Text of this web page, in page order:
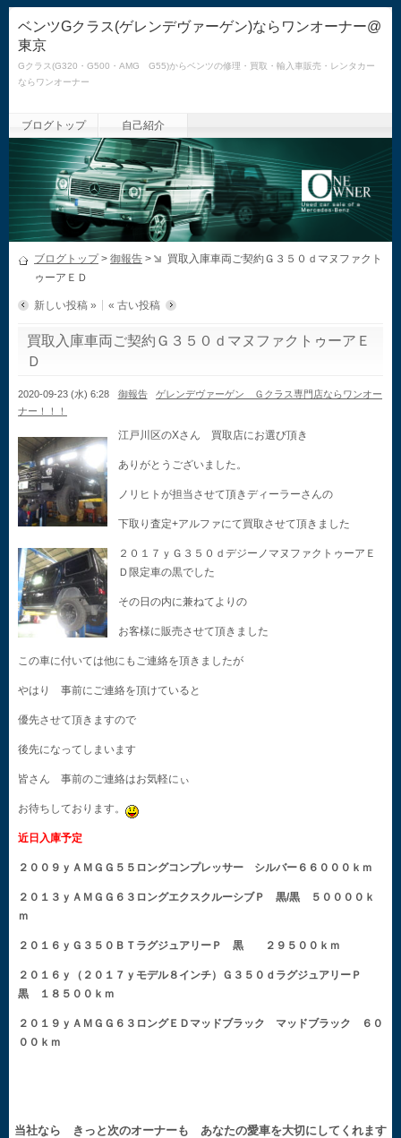
ベンツGクラス(ゲレンデヴァーゲン)ならワンオーナー@
東京
Gクラス(G320・G500・AMG G55)からベンツの修理・買取・輸入車販売・レンタカー
ならワンオーナー
ブログトップ 自己紹介
ブログトップ> 御報告 >
買取入庫車両ご契約Ｇ３５０ｄマヌファクト
ゥーアＥＤ
新しい投稿 » « 古い投稿
買取入庫車両ご契約Ｇ３５０ｄマヌファクトゥーアＥ
Ｄ
2020-09-23 (水) 6:28 御報告
ゲレンデヴァーゲン Ｇクラス専門店ならワンオー
ナー！！！
江戸川区のXさん 買取店にお選び頂き
ありがとうございました。
ノリヒトが担当させて頂きディーラーさんの
下取り査定+アルファにて買取させて頂きました
２０１７ｙＧ３５０ｄデジーノマヌファクトゥーアＥ
Ｄ限定車の黒でした
その日の内に兼ねてよりの
お客様に販売させて頂きました
この車に付いては他にもご連絡を頂きましたが
やはり 事前にご連絡を頂けていると
優先させて頂きますので
後先になってしまいます
皆さん 事前のご連絡はお気軽にぃ
お待ちしております。
近日入庫予定
２００９ｙＡＭＧＧ５５ロングコンプレッサー シルバー６６０００ｋｍ
２０１３ｙＡＭＧＧ６３ロングエクスクルーシブＰ 黒/黒 ５００００ｋ
ｍ
２０１６ｙＧ３５０ＢＴラグジュアリーＰ 黒 ２９５００ｋｍ
２０１６ｙ（２０１７ｙモデル８インチ）Ｇ３５０ｄラグジュアリーＰ
黒 １８５００ｋｍ
２０１９ｙＡＭＧＧ６３ロングＥＤマッドブラック マッドブラック ６０
００ｋｍ
当社なら きっと次のオーナーも あなたの愛車を大切にしてくれます